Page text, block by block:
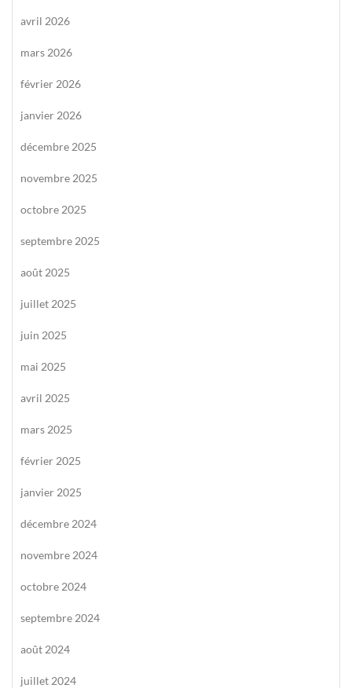
avril 2026
mars 2026
février 2026
janvier 2026
décembre 2025
novembre 2025
octobre 2025
septembre 2025
août 2025
juillet 2025
juin 2025
mai 2025
avril 2025
mars 2025
février 2025
janvier 2025
décembre 2024
novembre 2024
octobre 2024
septembre 2024
août 2024
juillet 2024